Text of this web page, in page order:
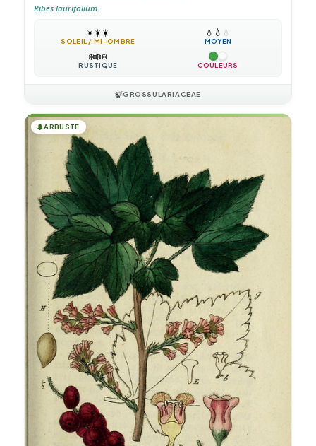
Ribes laurifolium
☀️☀️☀️
SOLEIL / MI-OMBRE
💧 💧 💧
MOYEN
❄️❄️❄️
RUSTIQUE COULEURS
🍃GROSSULARIACEAE
🌲ARBUSTE